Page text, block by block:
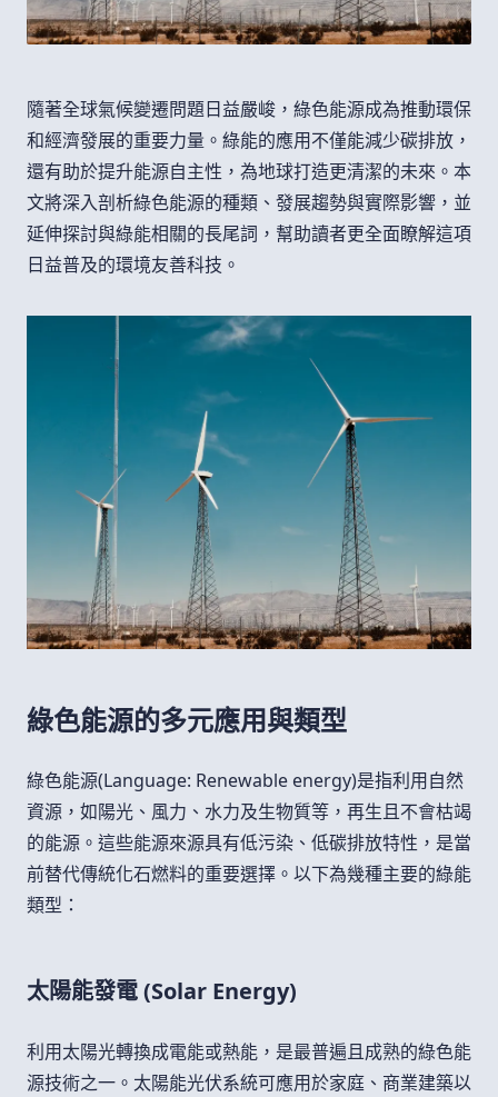
隨著全球氣候變遷問題日益嚴峻，綠色能源成為推動環保
和經濟發展的重要力量。綠能的應用不僅能減少碳排放，
還有助於提升能源自主性，為地球打造更清潔的未來。本
文將深入剖析綠色能源的種類、發展趨勢與實際影響，並
延伸探討與綠能相關的長尾詞，幫助讀者更全面瞭解這項
日益普及的環境友善科技。
綠色能源的多元應用與類型
綠色能源(Language: Renewable energy)是指利用自然
資源，如陽光、風力、水力及生物質等，再生且不會枯竭
的能源。這些能源來源具有低污染、低碳排放特性，是當
前替代傳統化石燃料的重要選擇。以下為幾種主要的綠能
類型：
太陽能發電 (Solar Energy)
利用太陽光轉換成電能或熱能，是最普遍且成熟的綠色能
源技術之一。太陽能光伏系統可應用於家庭、商業建築以